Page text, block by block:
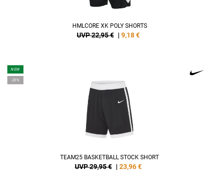
HMLCORE XK POLY SHORTS
UVP 22,95 € | 9,18€
NEW
-20%
TEAM25 BASKETBALL STOCK SHORT
UVP 29,95 € | 23,96€